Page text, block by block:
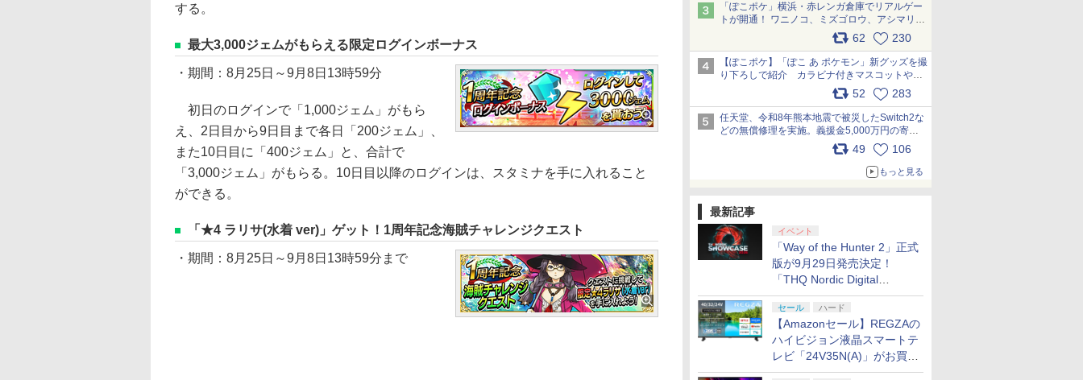
「ぽこポケ」横浜・赤レンガ倉庫でリアルゲー
トが開通！ ワニノコ、ミズゴロウ、アシマリ登
場シーンをレポート pic.x.com/LDgEByVl6D
62 230
【ぽこポケ】「ぽこ あ ポケモン」新グッズを撮
り下ろしで紹介 カラビナ付きマスコットやス
52 283
任天堂、令和8年熊本地震で被災したSwitch2な
どの無償修理を実施。義援金5,000万円の寄付
も発表 pic.x.com/BAYsMfUfUC
49 106
もっと見る
最新記事
イベント
「Way of the Hunter 2」正式
版が9月29日発売決定！
「THQ Nordic Digital
Showcase 2026」まとめ
セール ハード
【Amazonセール】REGZAの
ハイビジョン液晶スマートテ
レビ「24V35N(A)」がお買い
得！
する。
最大3,000ジェムがもらえる限定ログインボーナス
・期間：8月25日～9月8日13時59分
初日のログインで「1,000ジェム」がもら
え、2日目から9日目まで各日「200ジェム」、
また10日目に「400ジェム」と、合計で
「3,000ジェム」がもらる。10日目以降のログインは、スタミナを手に入れること
ができる。
「★4 ラリサ(水着 ver)」ゲット！1周年記念海賊チャレンジクエスト
・期間：8月25日～9月8日13時59分まで